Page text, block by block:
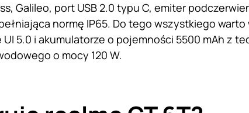
Galileo, port USB 2.0 typu C, emiter
normę IP65. Do tego wszystkiego
UI 5.0 i akumulatorze o pojemności 5500 mAh z
o mocy 120 W.